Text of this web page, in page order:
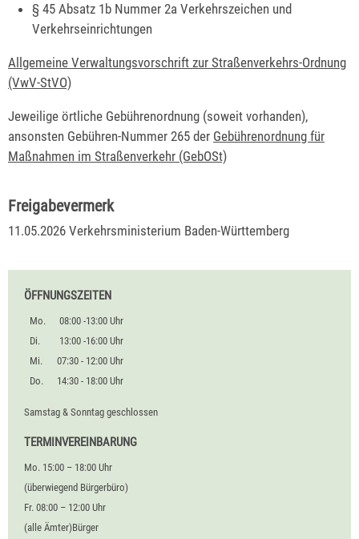
§ 45 Absatz 1b Nummer 2a Verkehrszeichen und
Verkehrseinrichtungen
Allgemeine Verwaltungsvorschrift zur Straßenverkehrs-Ordnung
(VwV-StVO)
Jeweilige örtliche Gebührenordnung (soweit vorhanden),
ansonsten Gebühren-Nummer 265 der Gebührenordnung für
Maßnahmen im Straßenverkehr (GebOSt)
Freigabevermerk
11.05.2026 Verkehrsministerium Baden-Württemberg
ÖFFNUNGSZEITEN
Mo.
08:00 -13:00 Uhr
Di.
13:00 -16:00 Uhr
Mi.
07:30 - 12:00 Uhr
Do.
14:30 - 18:00 Uhr
Samstag & Sonntag geschlossen
TERMINVEREINBARUNG
Mo. 15:00 – 18:00 Uhr
(überwiegend Bürgerbüro)
Fr. 08:00 – 12:00 Uhr
(alle Ämter)Bürger